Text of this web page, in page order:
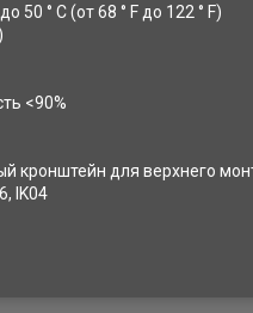
50 ° C (от 68 ° F до 122 ° F)
<90%
кронштейн для верхнего
IK04